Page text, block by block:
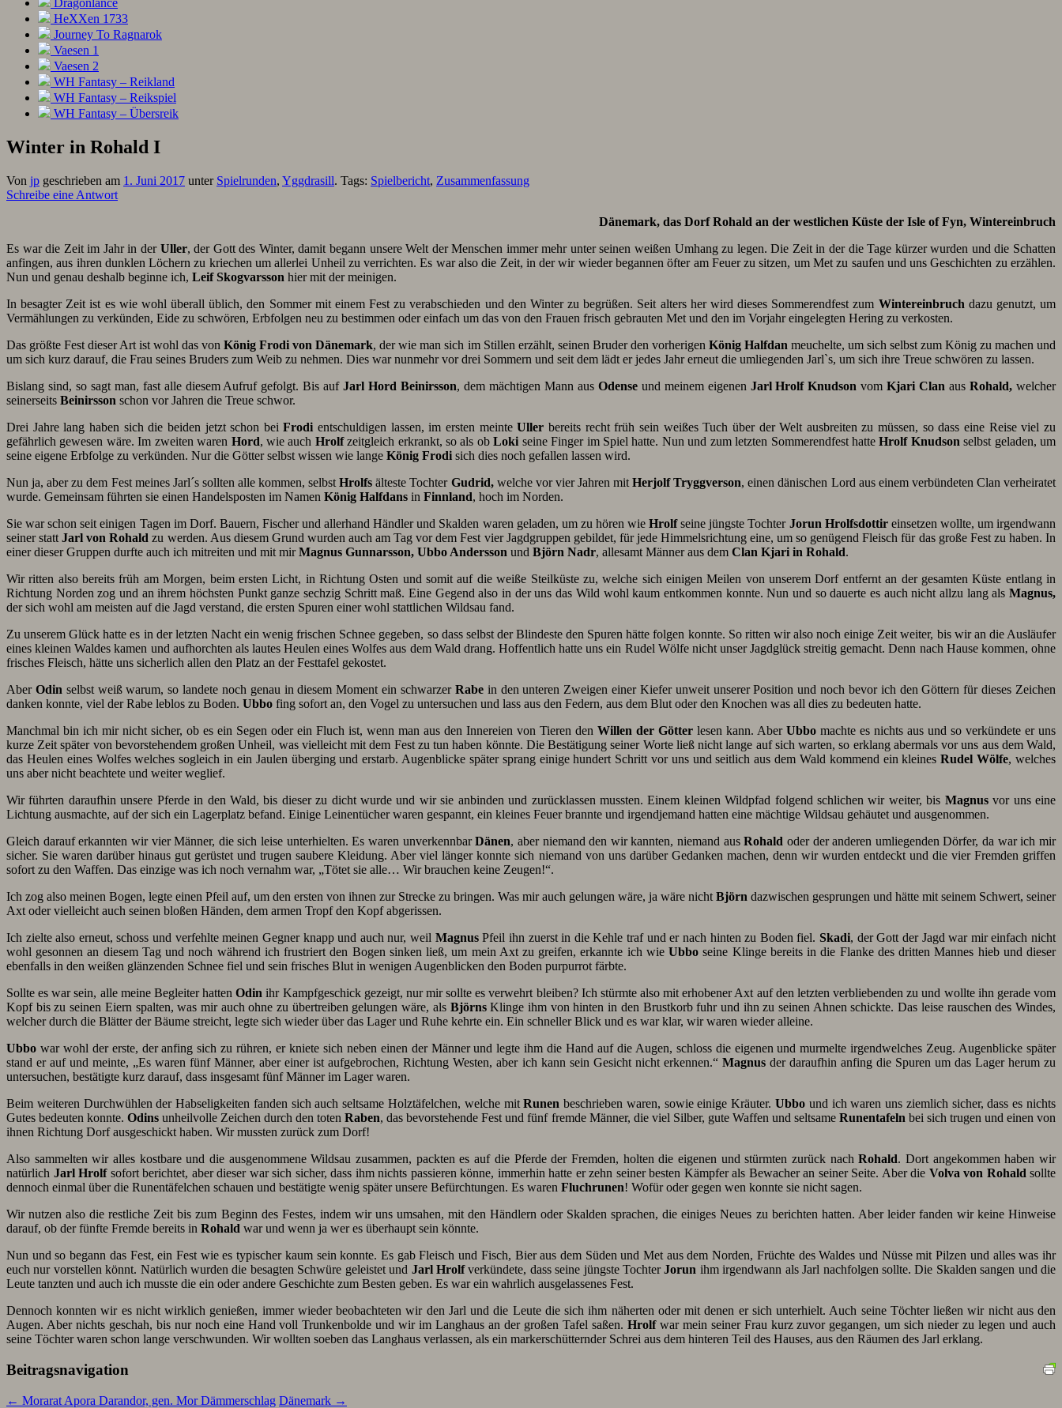
Dragonlance
HeXXen 1733
Journey To Ragnarok
Vaesen 1
Vaesen 2
WH Fantasy – Reikland
WH Fantasy – Reikspiel
WH Fantasy – Übersreik
Winter in Rohald I
Von jp geschrieben am 1. Juni 2017 unter Spielrunden, Yggdrasill. Tags: Spielbericht, Zusammenfassung
Schreibe eine Antwort
Dänemark, das Dorf Rohald an der westlichen Küste der Isle of Fyn, Wintereinbruch
Es war die Zeit im Jahr in der Uller, der Gott des Winter, damit begann unsere Welt der Menschen immer mehr unter seinen weißen Umhang zu legen. Die Zeit in der die Tage kürzer wurden und die Schatten
anfingen, aus ihren dunklen Löchern zu kriechen um allerlei Unheil zu verrichten. Es war also die Zeit, in der wir wieder begannen öfter am Feuer zu sitzen, um Met zu saufen und uns Geschichten zu erzählen.
Nun und genau deshalb beginne ich, Leif Skogvarsson hier mit der meinigen.
In besagter Zeit ist es wie wohl überall üblich, den Sommer mit einem Fest zu verabschieden und den Winter zu begrüßen. Seit alters her wird dieses Sommerendfest zum Wintereinbruch dazu genutzt, um
Vermählungen zu verkünden, Eide zu schwören, Erbfolgen neu zu bestimmen oder einfach um das von den Frauen frisch gebrauten Met und den im Vorjahr eingelegten Hering zu verkosten.
Das größte Fest dieser Art ist wohl das vonKönig Frodi von Dänemark, der wie man sich im Stillen erzählt, seinen Bruder den vorherigen König Halfdan meuchelte, um sich selbst zum König zu machen und
um sich kurz darauf, die Frau seines Bruders zum Weib zu nehmen. Dies war nunmehr vor drei Sommern und seit dem lädt er jedes Jahr erneut die umliegenden Jarl`s, um sich ihre Treue schwören zu lassen.
Bislang sind, so sagt man, fast alle diesem Aufruf gefolgt. Bis aufJarl Hord Beinirsson, dem mächtigen Mann aus Odenseund meinem eigenen Jarl Hrolf Knudson vomKjari Clan ausRohald, welcher
seinerseits Beinirsson schon vor Jahren die Treue schwor.
Drei Jahre lang haben sich die beiden jetzt schon beiFrodi entschuldigen lassen, im ersten meinteUller bereits recht früh sein weißes Tuch über der Welt ausbreiten zu müssen, so dass eine Reise viel zu
gefährlich gewesen wäre. Im zweiten waren Hord, wie auch Hrolfzeitgleich erkrankt, so als obLoki seine Finger im Spiel hatte. Nun und zum letzten Sommerendfest hatteHrolf Knudson selbst geladen, um
seine eigene Erbfolge zu verkünden. Nur die Götter selbst wissen wie lange König Frodi sich dies noch gefallen lassen wird.
Nun ja, aber zu dem Fest meines Jarl´s sollten alle kommen, selbstHrolfs älteste Tochter Gudrid,welche vor vier Jahren mitHerjolf Tryggverson, einen dänischen Lord aus einem verbündeten Clan verheiratet
wurde. Gemeinsam führten sie einen Handelsposten im Namen König Halfdans in Finnland, hoch im Norden.
Sie war schon seit einigen Tagen im Dorf. Bauern, Fischer und allerhand Händler und Skalden waren geladen, um zu hören wieHrolfseine jüngste Tochter Jorun Hrolfsdottireinsetzen wollte, um irgendwann
seiner stattJarl von Rohald zu werden. Aus diesem Grund wurden auch am Tag vor dem Fest vier Jagdgruppen gebildet, für jede Himmelsrichtung eine, um so genügend Fleisch für das große Fest zu haben. In
einer dieser Gruppen durfte auch ich mitreiten und mit mirMagnus Gunnarsson, Ubbo Andersson und Björn Nadr, allesamt Männer aus dem Clan Kjari in Rohald.
Wir ritten also bereits früh am Morgen, beim ersten Licht, in Richtung Osten und somit auf die weiße Steilküste zu, welche sich einigen Meilen von unserem Dorf entfernt an der gesamten Küste entlang in
Richtung Norden zog und an ihrem höchsten Punkt ganze sechzig Schritt maß. Eine Gegend also in der uns das Wild wohl kaum entkommen konnte. Nun und so dauerte es auch nicht allzu lang als Magnus,
der sich wohl am meisten auf die Jagd verstand, die ersten Spuren einer wohl stattlichen Wildsau fand.
Zu unserem Glück hatte es in der letzten Nacht ein wenig frischen Schnee gegeben, so dass selbst der Blindeste den Spuren hätte folgen konnte. So ritten wir also noch einige Zeit weiter, bis wir an die Ausläufer
eines kleinen Waldes kamen und aufhorchten als lautes Heulen eines Wolfes aus dem Wald drang. Hoffentlich hatte uns ein Rudel Wölfe nicht unser Jagdglück streitig gemacht. Denn nach Hause kommen, ohne
frisches Fleisch, hätte uns sicherlich allen den Platz an der Festtafel gekostet.
Aber Odin selbst weiß warum, so landete noch genau in diesem Moment ein schwarzer Rabein den unteren Zweigen einer Kiefer unweit unserer Position und noch bevor ich den Göttern für dieses Zeichen
danken konnte, viel der Rabe leblos zu Boden. Ubbo fing sofort an, den Vogel zu untersuchen und lass aus den Federn, aus dem Blut oder den Knochen was all dies zu bedeuten hatte.
Manchmal bin ich mir nicht sicher, ob es ein Segen oder ein Fluch ist, wenn man aus den Innereien von Tieren den Willen der Götter lesen kann. Aber Ubbo machte es nichts aus und so verkündete er uns
kurze Zeit später von bevorstehendem großen Unheil, was vielleicht mit dem Fest zu tun haben könnte. Die Bestätigung seiner Worte ließ nicht lange auf sich warten, so erklang abermals vor uns aus dem Wald,
das Heulen eines Wolfes welches sogleich in ein Jaulen überging und erstarb. Augenblicke später sprang einige hundert Schritt vor uns und seitlich aus dem Wald kommend ein kleinesRudel Wölfe, welches
uns aber nicht beachtete und weiter weglief.
Wir führten daraufhin unsere Pferde in den Wald, bis dieser zu dicht wurde und wir sie anbinden und zurücklassen mussten. Einem kleinen Wildpfad folgend schlichen wir weiter, bis Magnusvor uns eine
Lichtung ausmachte, auf der sich ein Lagerplatz befand. Einige Leinentücher waren gespannt, ein kleines Feuer brannte und irgendjemand hatten eine mächtige Wildsau gehäutet und ausgenommen.
Gleich darauf erkannten wir vier Männer, die sich leise unterhielten. Es waren unverkennbarDänen, aber niemand den wir kannten, niemand ausRohald oder der anderen umliegenden Dörfer, da war ich mir
sicher. Sie waren darüber hinaus gut gerüstet und trugen saubere Kleidung. Aber viel länger konnte sich niemand von uns darüber Gedanken machen, denn wir wurden entdeckt und die vier Fremden griffen
sofort zu den Waffen. Das einzige was ich noch vernahm war, „Tötet sie alle… Wir brauchen keine Zeugen!“.
Ich zog also meinen Bogen, legte einen Pfeil auf, um den ersten von ihnen zur Strecke zu bringen. Was mir auch gelungen wäre, ja wäre nicht Björn dazwischen gesprungen und hätte mit seinem Schwert, seiner
Axt oder vielleicht auch seinen bloßen Händen, dem armen Tropf den Kopf abgerissen.
Ich zielte also erneut, schoss und verfehlte meinen Gegner knapp und auch nur, weil MagnusPfeil ihn zuerst in die Kehle traf und er nach hinten zu Boden fiel.Skadi, der Gott der Jagd war mir einfach nicht
wohl gesonnen an diesem Tag und noch während ich frustriert den Bogen sinken ließ, um mein Axt zu greifen, erkannte ich wieUbbo seine Klinge bereits in die Flanke des dritten Mannes hieb und dieser
ebenfalls in den weißen glänzenden Schnee fiel und sein frisches Blut in wenigen Augenblicken den Boden purpurrot färbte.
Sollte es war sein, alle meine Begleiter hattenOdin ihr Kampfgeschick gezeigt, nur mir sollte es verwehrt bleiben? Ich stürmte also mit erhobener Axt auf den letzten verbliebenden zu und wollte ihn gerade vom
Kopf bis zu seinen Eiern spalten, was mir auch ohne zu übertreiben gelungen wäre, als BjörnsKlinge ihm von hinten in den Brustkorb fuhr und ihn zu seinen Ahnen schickte. Das leise rauschen des Windes,
welcher durch die Blätter der Bäume streicht, legte sich wieder über das Lager und Ruhe kehrte ein. Ein schneller Blick und es war klar, wir waren wieder alleine.
Ubbo war wohl der erste, der anfing sich zu rühren, er kniete sich neben einen der Männer und legte ihm die Hand auf die Augen, schloss die eigenen und murmelte irgendwelches Zeug. Augenblicke später
stand er auf und meinte, „Es waren fünf Männer, aber einer ist aufgebrochen, Richtung Westen, aber ich kann sein Gesicht nicht erkennen.“ Magnusder daraufhin anfing die Spuren um das Lager herum zu
untersuchen, bestätigte kurz darauf, dass insgesamt fünf Männer im Lager waren.
Beim weiteren Durchwühlen der Habseligkeiten fanden sich auch seltsame Holztäfelchen, welche mitRunen beschrieben waren, sowie einige Kräuter.Ubbo und ich waren uns ziemlich sicher, dass es nichts
Gutes bedeuten konnte.Odins unheilvolle Zeichen durch den totenRaben, das bevorstehende Fest und fünf fremde Männer, die viel Silber, gute Waffen und seltsame Runentafeln bei sich trugen und einen von
ihnen Richtung Dorf ausgeschickt haben. Wir mussten zurück zum Dorf!
Also sammelten wir alles kostbare und die ausgenommene Wildsau zusammen, packten es auf die Pferde der Fremden, holten die eigenen und stürmten zurück nachRohald. Dort angekommen haben wir
natürlich Jarl Hrolfsofort berichtet, aber dieser war sich sicher, dass ihm nichts passieren könne, immerhin hatte er zehn seiner besten Kämpfer als Bewacher an seiner Seite. Aber die Volva von Rohald sollte
dennoch einmal über die Runentäfelchen schauen und bestätigte wenig später unsere Befürchtungen. Es waren Fluchrunen! Wofür oder gegen wen konnte sie nicht sagen.
Wir nutzen also die restliche Zeit bis zum Beginn des Festes, indem wir uns umsahen, mit den Händlern oder Skalden sprachen, die einiges Neues zu berichten hatten. Aber leider fanden wir keine Hinweise
darauf, ob der fünfte Fremde bereits in Rohald war und wenn ja wer es überhaupt sein könnte.
Nun und so begann das Fest, ein Fest wie es typischer kaum sein konnte. Es gab Fleisch und Fisch, Bier aus dem Süden und Met aus dem Norden, Früchte des Waldes und Nüsse mit Pilzen und alles was ihr
euch nur vorstellen könnt. Natürlich wurden die besagten Schwüre geleistet und Jarl Hrolfverkündete, dass seine jüngste TochterJorun ihm irgendwann als Jarl nachfolgen sollte. Die Skalden sangen und die
Leute tanzten und auch ich musste die ein oder andere Geschichte zum Besten geben. Es war ein wahrlich ausgelassenes Fest.
Dennoch konnten wir es nicht wirklich genießen, immer wieder beobachteten wir den Jarl und die Leute die sich ihm näherten oder mit denen er sich unterhielt. Auch seine Töchter ließen wir nicht aus den
Augen. Aber nichts geschah, bis nur noch eine Hand voll Trunkenbolde und wir im Langhaus an der großen Tafel saßen. Hrolfwar mein seiner Frau kurz zuvor gegangen, um sich nieder zu legen und auch
seine Töchter waren schon lange verschwunden. Wir wollten soeben das Langhaus verlassen, als ein markerschütternder Schrei aus dem hinteren Teil des Hauses, aus den Räumen des Jarl erklang.
Beitragsnavigation
← Morarat Apora Darandor, gen. Mor Dämmerschlag Dänemark →